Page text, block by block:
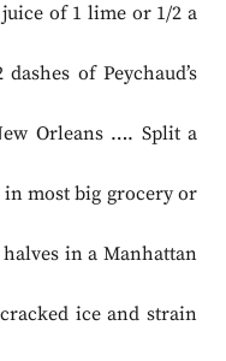
of 1 lime or 1/2 a
of Peychaud’s
Orleans …. Split a
most big grocery or
in a Manhattan
ice and strain